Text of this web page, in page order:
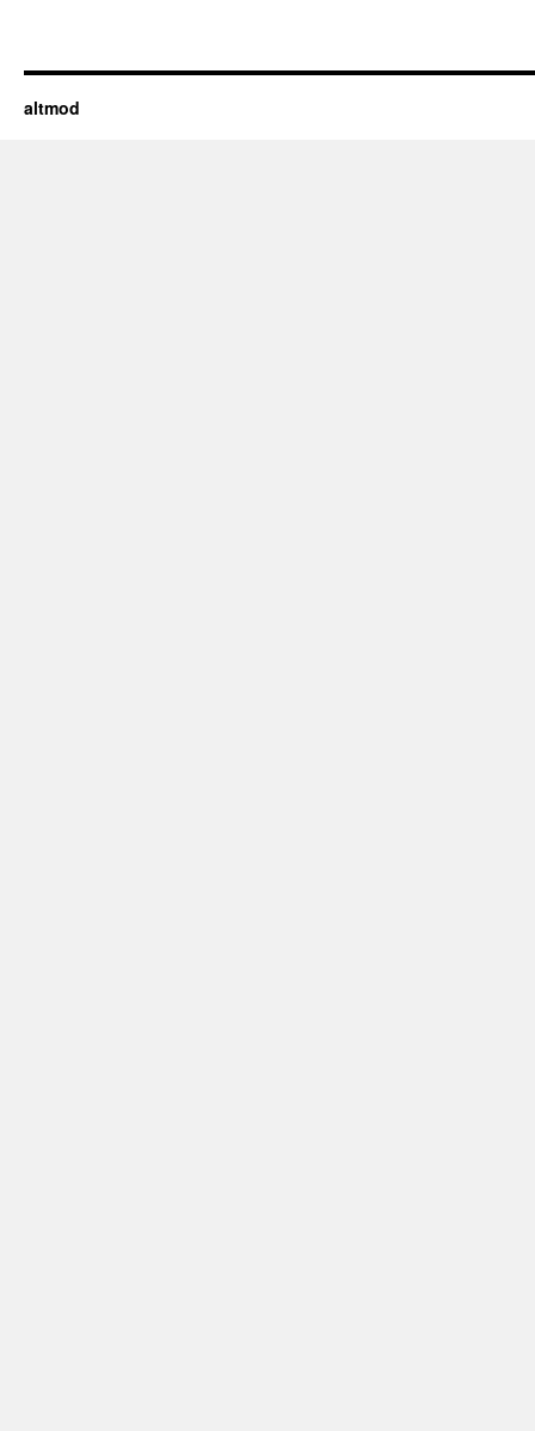
altmod